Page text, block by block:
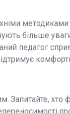
методиками
більше
педагог
Запитайте,